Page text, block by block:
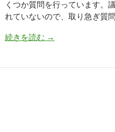
くつか質問を行っています。
れていないので、取り急ぎ質
続きを読む →